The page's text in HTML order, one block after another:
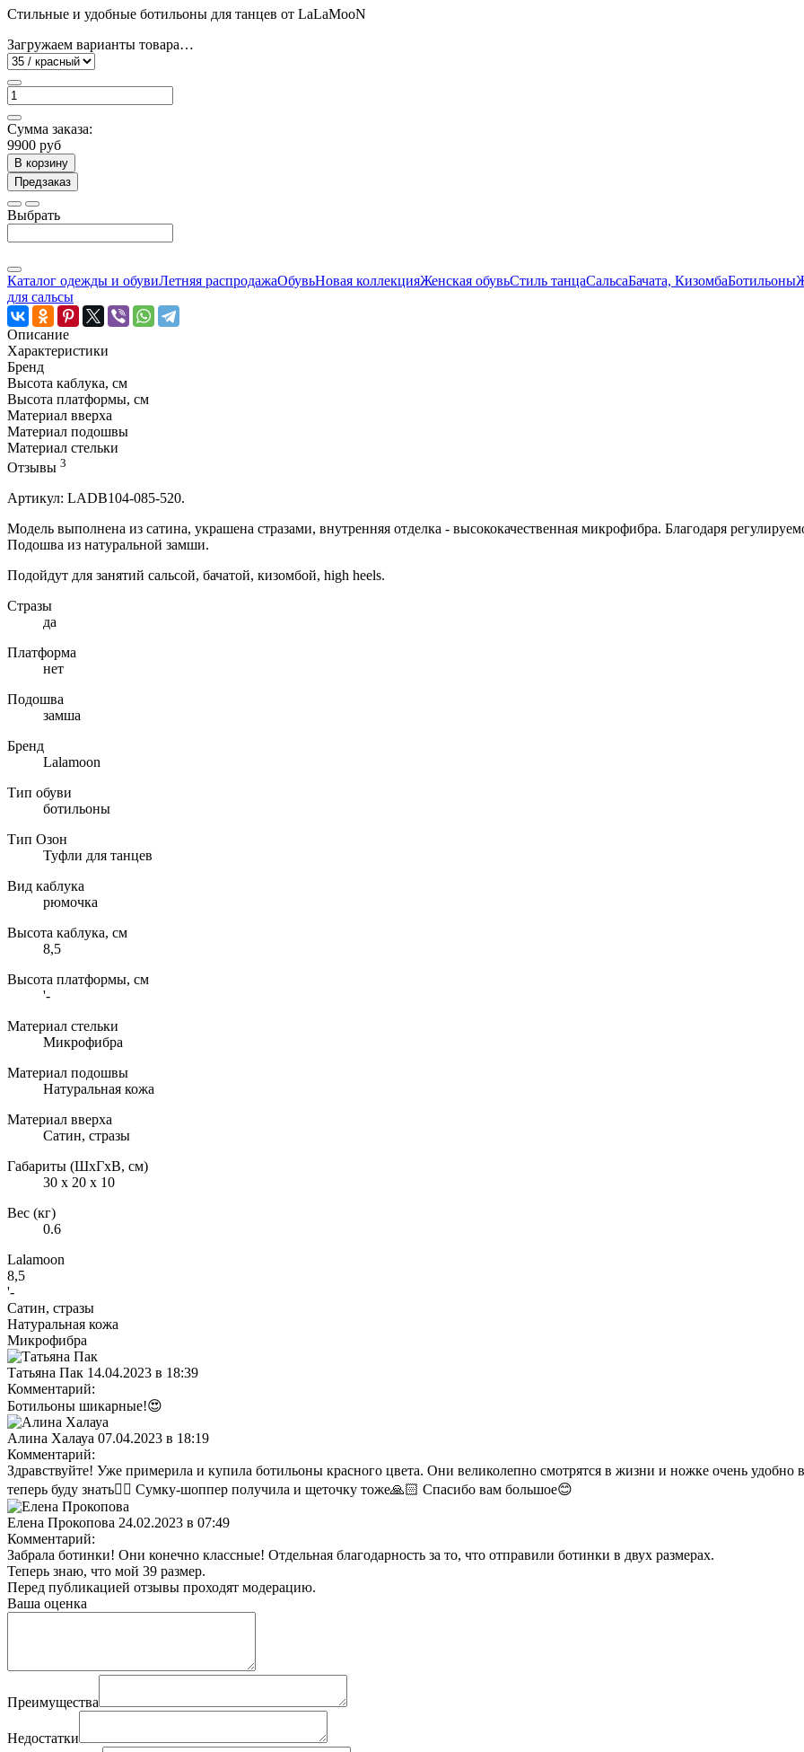
Стильные и удобные ботильоны для танцев от LaLaMooN
Загружаем варианты товара…
Сумма заказа:
9900 руб
В корзину
Предзаказ
Выбрать
Каталог одежды и обувиЛетняя распродажаОбувьНовая коллекцияЖенская обувьСтиль танцаСальсаБачата, КизомбаБотильоны
для сальсы
Описание
Характеристики
Бренд
Высота каблука, см
Высота платформы, см
Материал вверха
Материал подошвы
Материал стельки
Отзывы 3
Артикул: LADB104-085-520.
Модель выполнена из сатина, украшена стразами, внутренняя отделка - высококачественная микрофибра. Благодаря
Подошва из натуральной замши.
Подойдут для занятий сальсой, бачатой, кизомбой, high heels.
Стразы
да
Платформа
нет
Подошва
замша
Бренд
Lalamoon
Тип обуви
ботильоны
Тип Озон
Туфли для танцев
Вид каблука
рюмочка
Высота каблука, см
8,5
Высота платформы, см
'-
Материал стельки
Микрофибра
Материал подошвы
Натуральная кожа
Материал вверха
Сатин, стразы
Габариты (ШxГxВ, см)
30 x 20 x 10
Вес (кг)
0.6
Lalamoon
8,5
'-
Сатин, стразы
Натуральная кожа
Микрофибра
Татьяна Пак 14.04.2023 в 18:39
Комментарий:
Ботильоны шикарные!😍
Алина Халауа 07.04.2023 в 18:19
Комментарий:
Здравствуйте! Уже примерила и купила ботильоны красного цвета. Они великолепно смотрятся в жизни и ножке очень
теперь буду знать👍🏻 Сумку-шоппер получила и щеточку тоже🙏🏻 Спасибо вам большое😊
Елена Прокопова 24.02.2023 в 07:49
Комментарий:
Забрала ботинки! Они конечно классные! Отдельная благодарность за то, что отправили ботинки в двух размерах.
Теперь знаю, что мой 39 размер.
Перед публикацией отзывы проходят модерацию.
Ваша оценка
Преимущества
Недостатки